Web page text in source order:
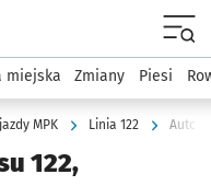
Komunikacja
miejska Zmiany Piesi
MPK Linia 122
122,